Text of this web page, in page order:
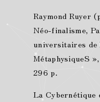
Raymond Ruyer
Néo-finalisme,
universitaires de
MétaphysiqueS
296 p.
La Cybernétique